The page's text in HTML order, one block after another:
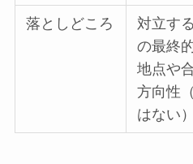
落としどころ
対立す
の最終
地点や
方向性
はない）